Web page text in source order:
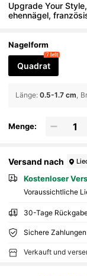
Upgrade Your
ehennägel,
Nutzung
Nagelform
Quadrat
7 left
Länge: 0.5-1.7 cm
Menge:
Versand nach
Kostenloser
Voraussichtliche
30-Tage
Sichere
Verkauft und